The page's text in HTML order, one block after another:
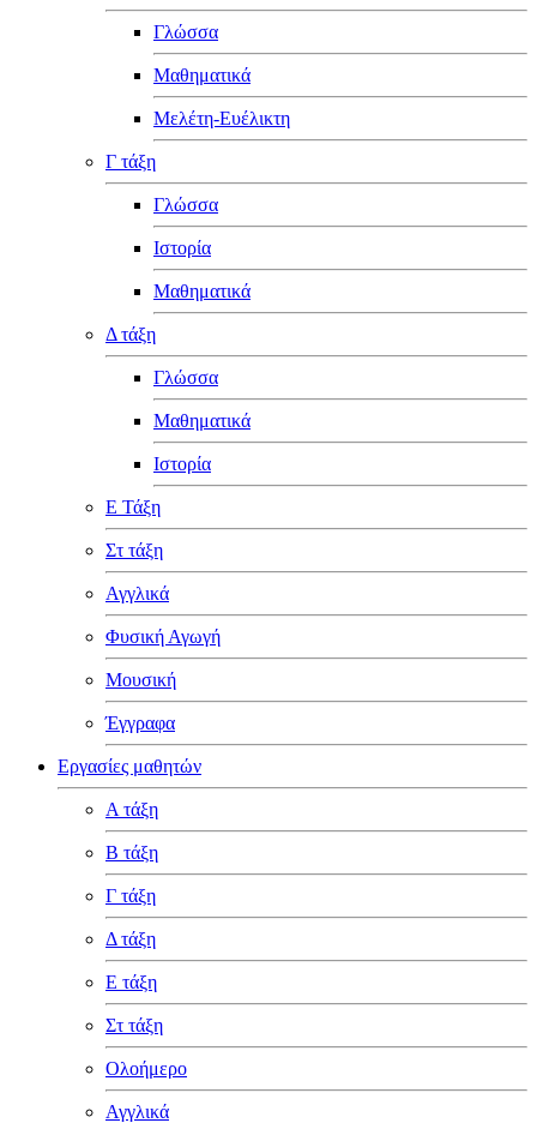
Γλώσσα
Μαθηματικά
Μελέτη-Ευέλικτη
Γ τάξη
Γλώσσα
Ιστορία
Μαθηματικά
Δ τάξη
Γλώσσα
Μαθηματικά
Ιστορία
Ε Τάξη
Στ τάξη
Αγγλικά
Φυσική Αγωγή
Μουσική
Έγγραφα
Εργασίες μαθητών
Α τάξη
Β τάξη
Γ τάξη
Δ τάξη
Ε τάξη
Στ τάξη
Ολοήμερο
Αγγλικά